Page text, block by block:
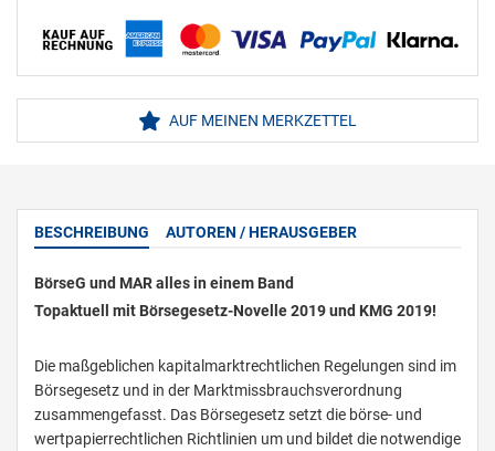
AUF MEINEN MERKZETTEL
BESCHREIBUNG AUTOREN / HERAUSGEBER
BörseG und MAR alles in einem Band
Topaktuell mit Börsegesetz-Novelle 2019 und KMG 2019!
Die maßgeblichen kapitalmarktrechtlichen Regelungen sind im
Börsegesetz und in der Marktmissbrauchsverordnung
zusammengefasst. Das Börsegesetz setzt die börse- und
wertpapierrechtlichen Richtlinien um und bildet die notwendige